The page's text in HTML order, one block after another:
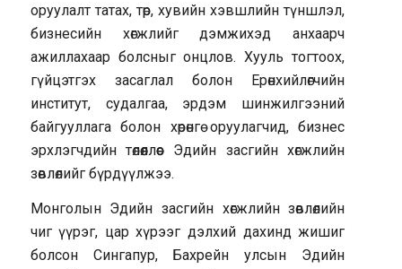
оруулалт татах, төр, хувийн хэвшлийн түншлэл,
бизнесийн хөгжлийг дэмжихэд анхаарч
ажиллахаар болсныг онцлов. Хууль тогтоох,
гүйцэтгэх засаглал болон Ерөнхийлөгчийн
институт, судалгаа, эрдэм шинжилгээний
байгууллага болон хөрөнгө оруулагчид, бизнес
эрхлэгчдийн төлөөллөөс Эдийн засгийн хөгжлийн
зөвлөлийг бүрдүүлжээ.
Монголын Эдийн засгийн хөгжлийн зөвлөлийн
чиг үүрэг, цар хүрээг дэлхий дахинд жишиг
болсон Сингапур, Бахрейн улсын Эдийн